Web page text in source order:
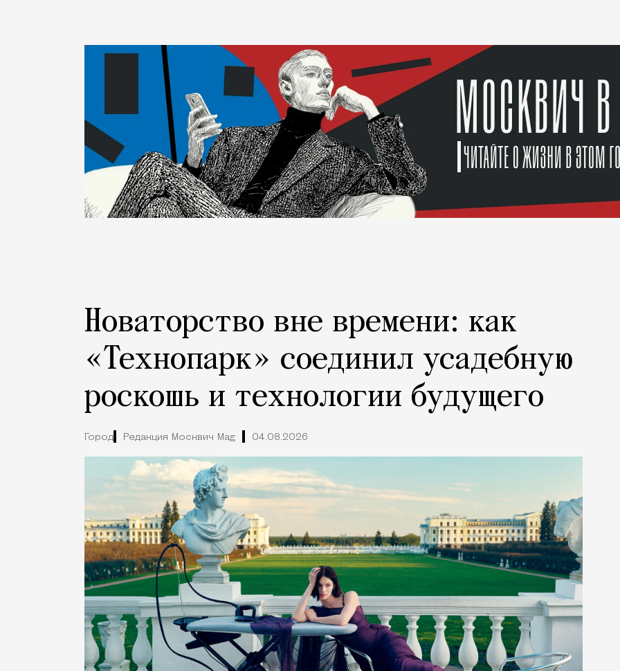
Город
Новаторство вне времени: как
«Технопарк» соединил усадебную
роскошь и технологии будущего
Город Редакция Москвич Mag 04.08.2026